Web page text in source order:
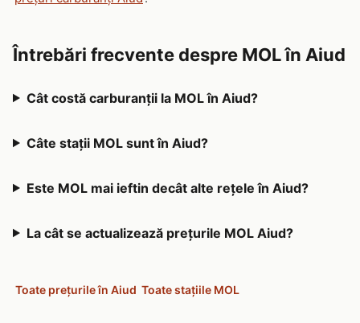
Întrebări frecvente despre MOL în Aiud
Cât costă carburanții la MOL în Aiud?
Câte stații MOL sunt în Aiud?
Este MOL mai ieftin decât alte rețele în Aiud?
La cât se actualizează prețurile MOL Aiud?
Toate prețurile în Aiud Toate stațiile MOL